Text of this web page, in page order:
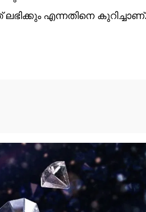
എന്നതിനെ കുറിച്ചാണ്.